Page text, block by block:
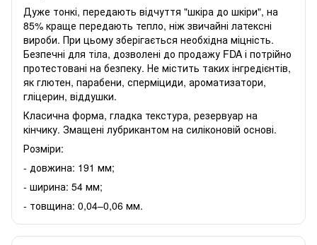
Дуже тонкі, передають відчуття "шкіра до шкіри", на
85% краще передають тепло, ніж звичайні латексні
вироби. При цьому зберігається необхідна міцність.
Безпечні для тіла, дозволені до продажу FDA і потрійно
протестовані на безпеку. Не містить таких інгредієнтів,
як глютен, парабени, сперміциди, ароматизатори,
гліцерин, віддушки.
Класична форма, гладка текстура, резервуар на
кінчику. Змащені лубрикантом на силіконовій основі.
Розміри:
- довжина: 191 мм;
- ширина: 54 мм;
- товщина: 0,04–0,06 мм.